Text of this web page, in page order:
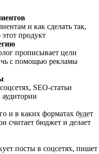
и как сделать так,
продукт
прописывает цели
с помощью рекламы
SEO-статьи
и в каких форматах будет
считает бюджет и делает
посты в соцсетях, пишет